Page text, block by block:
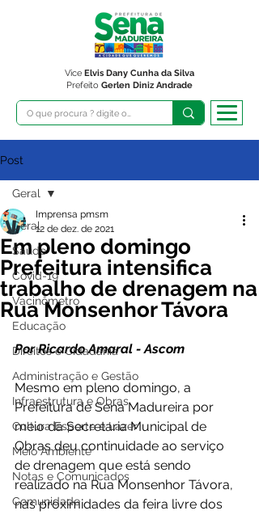
Prefeito Gerlen Diniz Andrade
Vice Elvis Dany Cunha da Silva
Post
Geral
Saúde
Covid-19
Vacinômetro
Educação
Direitos e Cidadania
Administração e Gestão
Infraestrutura e Obras
Cultura Esporte e Lazer
Meio Ambiente
Notas e Comunicados
Comunidade
Geral
Em pleno domingo
Prefeitura intensifica
trabalho de drenagem na
Rua Monsenhor Távora
Imprensa pmsm
12 de dez. de 2021
Por Ricardo Amaral - Ascom
Mesmo em pleno domingo, a
Prefeitura de Sena Madureira por
meio da Secretaria Municipal de
Obras deu continuidade ao serviço
de drenagem que está sendo
realizado na Rua Monsenhor Távora,
nas proximidades da feira livre dos